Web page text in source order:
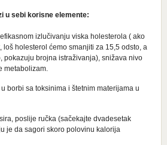
u sebi korisne elemente:
izlučivanju viska holesterola ( ako
holesterol ćemo smanjiti za 15,5 odsto, a
pokazuju brojna istraživanja), snižava nivo
metabolizam.
borbi sa toksinima i štetnim materijama u
poslije ručka (sačekajte dvadesetak
je da sagori skoro polovinu kalorija